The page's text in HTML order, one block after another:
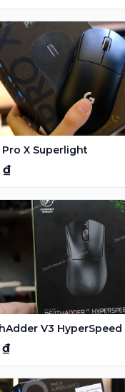
X Superlight
₫
V3 HyperSpeed
₫